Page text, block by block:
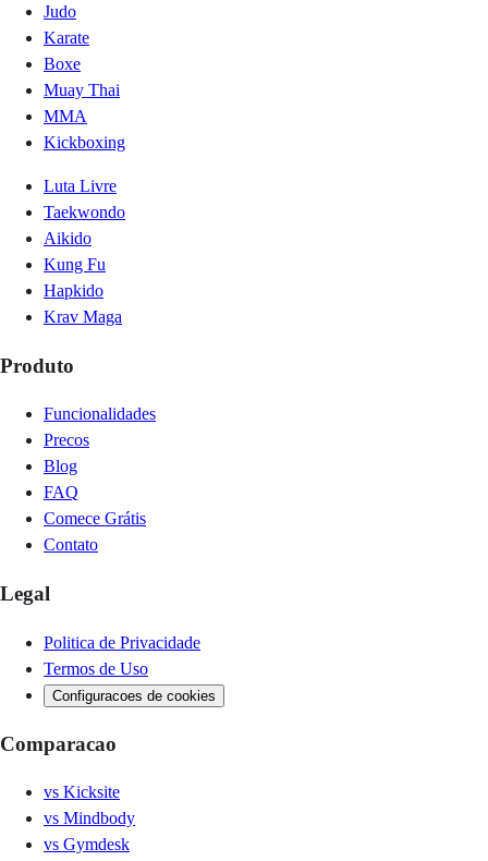
Judo
Karate
Boxe
Muay Thai
MMA
Kickboxing
Luta Livre
Taekwondo
Aikido
Kung Fu
Hapkido
Krav Maga
Produto
Funcionalidades
Precos
Blog
FAQ
Comece Grátis
Contato
Legal
Politica de Privacidade
Termos de Uso
Configuracoes de cookies
Comparacao
vs Kicksite
vs Mindbody
vs Gymdesk